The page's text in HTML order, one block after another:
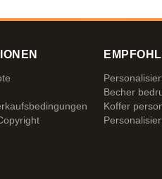
Becher
Koffer